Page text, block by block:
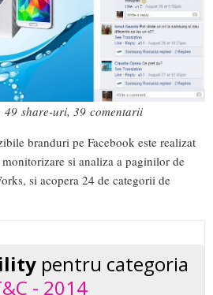
share-uri, 39 comentarii
branduri pe Facebook este realizat
si analiza a paginilor de
si acopera 24 de categorii de